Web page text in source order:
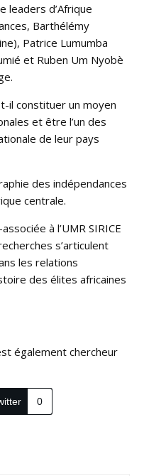
leaders d’Afrique
Barthélémy
Patrice Lumumba
et Ruben Um Nyobè
il constituer un moyen
et être l’un des
de leur pays
des indépendances
centrale.
à l’UMR SIRICE
s’articulent
les relations
des élites africaines
également chercheur
0